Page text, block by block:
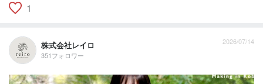
1
株式会社レイロ
351フォロワー
2026/07/14